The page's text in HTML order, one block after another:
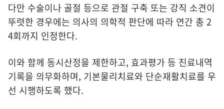
다만 수술이나 골절 등으로 관절 구축 또는 강직 소견이
뚜렷한 경우에는 의사의 의학적 판단에 따라 연간 총 2
4회까지 인정한다.
이와 함께 동시산정을 제한하고, 효과평가 등 진료내역
기록을 의무화하며, 기본물리치료와 단순재활치료를 우
선 시행하도록 했다.